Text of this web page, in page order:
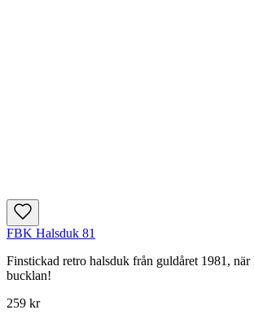
FBK Halsduk 81
Finstickad retro halsduk från guldåret 1981,
bucklan!
259 kr